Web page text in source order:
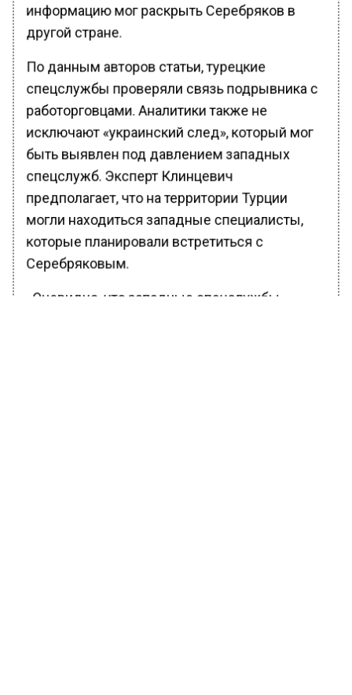
информацию мог раскрыть Серебряков в
другой стране.
По данным авторов статьи, турецкие
спецслужбы проверяли связь подрывника с
работорговцами. Аналитики также не
исключают «украинский след», который мог
быть выявлен под давлением западных
спецслужб. Эксперт Клинцевич
предполагает, что на территории Турции
могли находиться западные специалисты,
которые планировали встретиться с
Серебряковым.
«Очевидно, что западные спецслужбы